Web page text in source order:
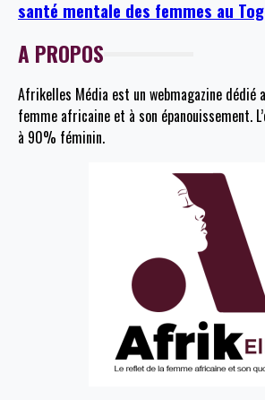
santé mentale des femmes au
A PROPOS
Afrikelles Média est un webmagazine dédié
femme africaine et à son épanouissement.
à 90% féminin.